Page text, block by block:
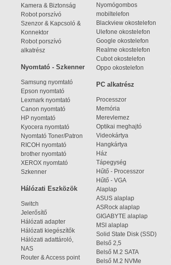
Nyomógombos
mobiltelefon
Blackview okostelefon
Ulefone okostelefon
Google okostelefon
Realme okostelefon
Cubot okostelefon
Oppo okostelefon
Kamera & Biztonság
Robot porszívó
Szenzor & Kapcsoló &
Konnektor
Robot porszívó
alkatrész
Nyomtató - Szkenner
Samsung nyomtató
Epson nyomtató
Lexmark nyomtató
Canon nyomtató
HP nyomtató
Kyocera nyomtató
Nyomtató Toner/Patron
RICOH nyomtató
brother nyomtató
XEROX nyomtató
Szkenner
PC alkatrész
Processzor
Memória
Merevlemez
Optikai meghajtó
Videokártya
Hangkártya
Ház
Tápegység
Hűtő - Processzor
Hűtő - VGA
Alaplap
ASUS alaplap
ASRock alaplap
GIGABYTE alaplap
MSI alaplap
Solid State Disk (SSD)
Belső 2,5
Belső M.2 SATA
Belső M.2 NVMe
Hálózati Eszközök
Switch
Jelerősítő
Hálózati adapter
Hálózati kiegészítők
Hálózati adattároló,
NAS
Router & Access point